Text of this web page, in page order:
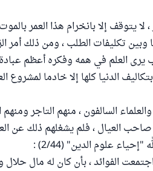
يتوقف إلا بانخرام هذا العمر
تكليفات الطلب ، ومن ذلك أمر
يرى العلم في همه وفكره أعظم
الدنيا كلها إلا خادما لمشروع
السالفون ، منهم التاجر
صاحب العيال ، فلم يشغلهم ذلك عن
علوم الدين" (2/44) :
الفوائد ، بأن كان له مال